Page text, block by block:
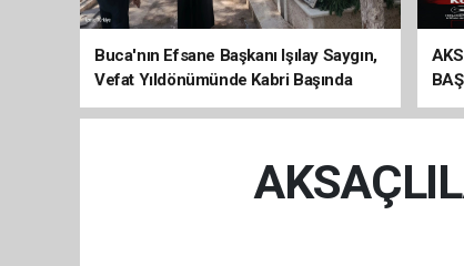
Buca'nın Efsane Başkanı Işılay Saygın,
Vefat Yıldönümünde Kabri Başında
Anıldı